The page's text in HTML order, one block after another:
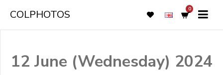
COLPHOTOS 0
12 June (Wednesday) 2024